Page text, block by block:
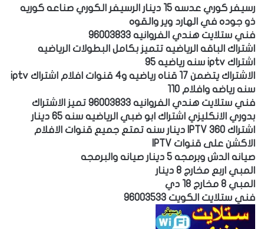
رسيفر كوري عدسه 15 دينار الرسيفر الكوري صناعه كوريه
ذو جوده في الهارد وير والقوه
فني ستلايت هندي الفروانيه 96003833
اشتراك الباقه الرياضيه تتميز بكامل البطولات الرياضيه
اشتراك iptv سنه رياضيه 95
الاشتراك يتضمن 17 قناه رياضيه و4 قنوات افلام اشتراك iptv
سنه رياضه وافلام 110
فني ستلايت هندي الفروانيه 96003833 تميز الاشتراك
بدوري الانكليزي اشتراك ابو ضبي الرياضيه سنه 65 دينار
اشتراك IPTV 360 دينار سنه تمتع جميع قنوات الافلام
الاكشن على قنوات IPTV
صيانه الدش وبرمجه 5 دينار صيانه والبرمجه
المبي اربع مخارج 8 دينار
المبي 8 مخارج 18 دي
فني ستلايت الكويت 96003533